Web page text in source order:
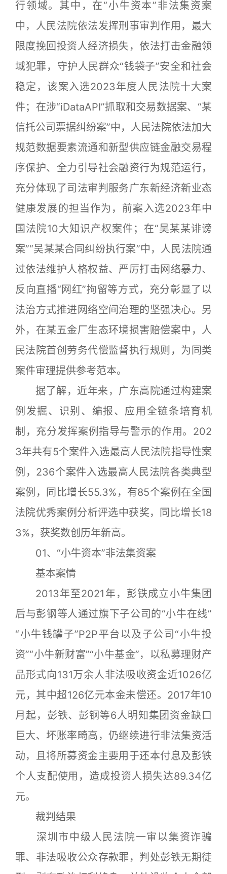
行领域。其中，在“小牛资本”非法集资案
中，人民法院依法发挥刑事审判作用，最大
限度挽回投资人经济损失，依法打击金融领
域犯罪，守护人民群众“钱袋子”安全和社会
稳定，该案入选2023年度人民法院十大案
件；在涉“iDataAPI”抓取和交易数据案、“某
信托公司票据纠纷案”中，人民法院依法加大
规范数据要素流通和新型供应链金融交易程
序保护、全力引导社会融资行为规范运行，
充分体现了司法审判服务广东新经济新业态
健康发展的担当作为，前案入选2023年中
国法院10大知识产权案件；在“吴某某诽谤
案”“吴某某合同纠纷执行案”中，人民法院通
过依法维护人格权益、严厉打击网络暴力、
反向直播“网红”拘留等方式，充分彰显了以
法治方式推进网络空间治理的坚强决心。另
外，在某五金厂生态环境损害赔偿案中，人
民法院首创劳务代偿监督执行规则，为同类
案件审理提供参考范本。
据了解，近年来，广东高院通过构建案
例发掘、识别、编报、应用全链条培育机
制，充分发挥案例指导与警示的作用。202
3年共有5个案件入选最高人民法院指导性案
例，236个案件入选最高人民法院各类典型
案例，同比增长55.3%，有85个案例在全国
法院优秀案例分析评选中获奖，同比增长18
3%，获奖数创历年新高。
01、“小牛资本”非法集资案
基本案情
2013年至2021年，彭铁成立小牛集团
后与彭钢等人通过旗下子公司的“小牛在线”
“小牛钱罐子”P2P平台以及子公司“小牛投
资”“小牛新财富”“小牛基金”，以私募理财产
品形式向131万余人非法吸收资金近1026亿
元，其中超126亿元本金未偿还。2017年10
月起，彭铁、彭钢等6人明知集团资金缺口
巨大、坏账率畸高，仍继续进行非法集资活
动，且将所募资金主要用于还本付息及彭铁
个人支配使用，造成投资人损失达89.34亿
元。
裁判结果
深圳市中级人民法院一审以集资诈骗
罪、非法吸收公众存款罪，判处彭铁无期徒